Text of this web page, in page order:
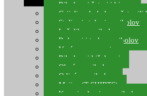
Ribolovni šatori i bivvy
Grijalice, kuhala za šator ili
Stolice i stolovi za ribolov
Ležaljke za ribolov
Ruksaci i torbe za ribolov
Vreće za spavanje
Ribolovni kišobrani
Obuća za ribolov
Odjeća za ribolov
Majice (T-SHIRTS)
Kape i rukavice za ribolov